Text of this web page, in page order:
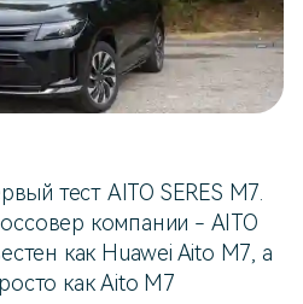
тест AITO SERES M7.
компании - AITO
как Huawei Aito M7, а
как Aito M7